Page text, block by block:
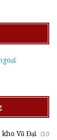
Vũ Đại (10